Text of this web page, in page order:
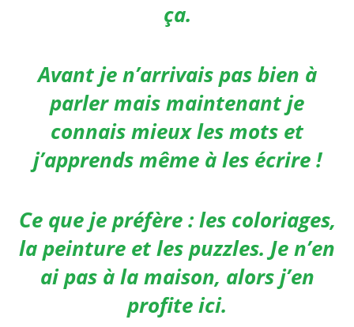
ça.
Avant je n’arrivais pas bien à
parler mais maintenant je
connais mieux les mots et
j’apprends même à les écrire !
Ce que je préfère : les coloriages,
la peinture et les puzzles. Je n’en
ai pas à la maison, alors j’en
profite ici.